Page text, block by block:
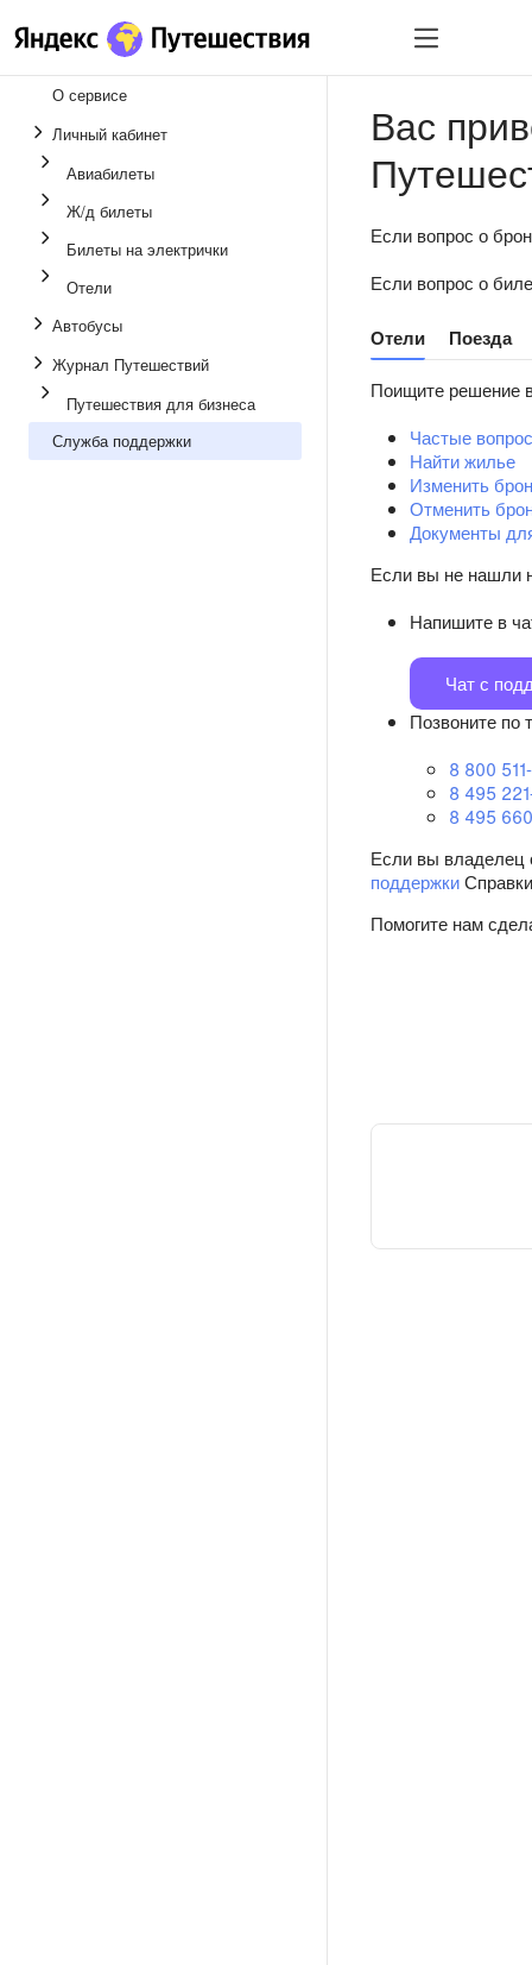
О сервисе
Личный кабинет
Авиабилеты
Ж/д билеты
Билеты на электрички
Отели
Автобусы
Журнал Путешествий
Путешествия для бизнеса
Служба поддержки
Вас
Если вопрос о
Если вопрос о
Отели Поезда
Поищите решение
Частые
Найти жилье
Изменить
Отменить
Документы
Если вы не
Напишите в
Чат с
Позвоните по
8 800
8 495
8 495
Если вы владелец
поддержки
Помогите нам